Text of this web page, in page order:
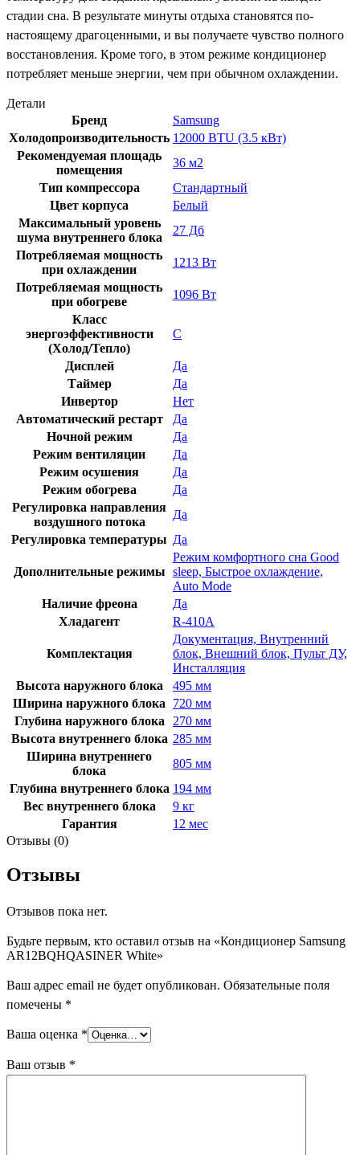
стадии сна. В результате минуты отдыха становятся по-
настоящему драгоценными, и вы получаете чувство полного
восстановления. Кроме того, в этом режиме кондиционер
потребляет меньше энергии, чем при обычном охлаждении.
Детали
Бренд
Samsung
Холодопроизводительность 12000 BTU (3.5 кВт)
Рекомендуемая площадь
помещения
36 м2
Тип компрессора
Стандартный
Цвет корпуса
Белый
Максимальный уровень
шума внутреннего блока
27 Дб
Потребляемая мощность
при охлаждении
1213 Вт
Потребляемая мощность
при обогреве
1096 Вт
Класс
энергоэффективности
(Холод/Тепло)
C
Дисплей
Да
Таймер
Да
Инвертор
Нет
Автоматический рестарт
Да
Ночной режим
Да
Режим вентиляции
Да
Режим осушения
Да
Режим обогрева
Да
Регулировка направления
воздушного потока
Да
Регулировка температуры Да
Дополнительные режимы
Режим комфортного сна Good
sleep, Быстрое охлаждение,
Auto Mode
Наличие фреона
Да
Хладагент
R-410A
Комплектация
Документация, Внутренний
блок, Внешний блок, Пульт ДУ,
Инсталляция
Высота наружного блока
495 мм
Ширина наружного блока
720 мм
Глубина наружного блока
270 мм
Высота внутреннего блока 285 мм
Ширина внутреннего
блока
805 мм
Глубина внутреннего блока 194 мм
Вес внутреннего блока
9 кг
Гарантия
12 мес
Отзывы (0)
Отзывы
Отзывов пока нет.
Будьте первым, кто оставил отзыв на «Кондиционер Samsung
AR12BQHQASINER White»
Ваш адрес email не будет опубликован. Обязательные поля
помечены *
Ваша оценка *
Ваш отзыв *